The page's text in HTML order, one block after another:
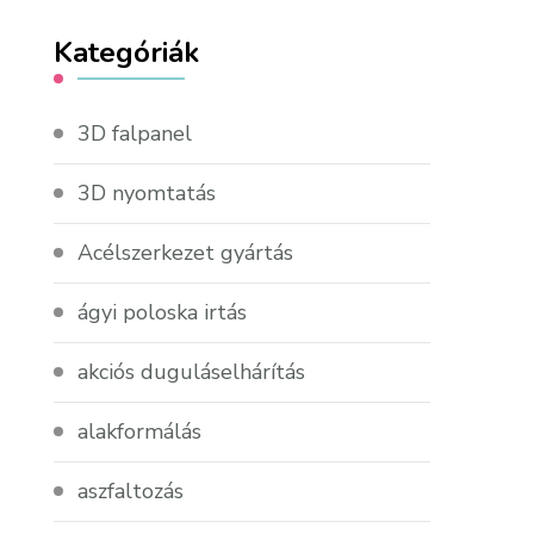
Kategóriák
3D falpanel
3D nyomtatás
Acélszerkezet gyártás
ágyi poloska irtás
akciós duguláselhárítás
alakformálás
aszfaltozás